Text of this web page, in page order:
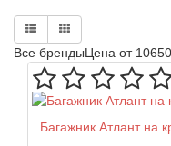
Все брендыЦена от 10650
Багажник Атлант на